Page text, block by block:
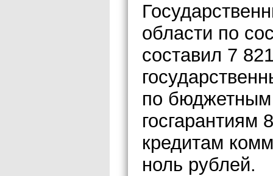
области по
составил 7
по
госгарантиям
кредитам
ноль рублей.